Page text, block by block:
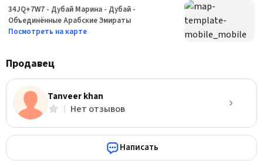
34JQ+7W7 - Дубай Марина - Дубай -
Объединённые Арабские Эмираты
Посмотреть на карте
Продавец
Tanveer khan
Нет отзывов
Написать